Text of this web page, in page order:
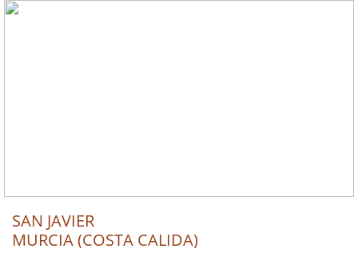
SAN JAVIER
MURCIA (COSTA CALIDA)